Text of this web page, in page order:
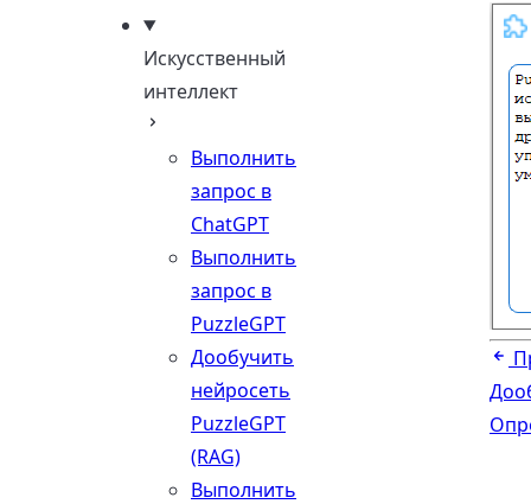
Искусственный
интеллект
Выполнить
запрос в
ChatGPT
Выполнить
запрос в
PuzzleGPT
Дообучить
нейросеть
PuzzleGPT
(RAG)
Выполнить